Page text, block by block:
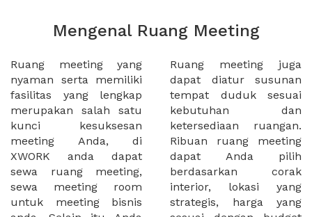
Mengenal Ruang Meeting
Ruang meeting yang
nyaman serta memiliki
fasilitas yang lengkap
merupakan salah satu
kunci kesuksesan
meeting Anda, di
XWORK anda dapat
sewa ruang meeting,
sewa meeting room
untuk meeting bisnis
Ruang meeting juga
dapat diatur susunan
tempat duduk sesuai
kebutuhan dan
ketersediaan ruangan.
Ribuan ruang meeting
dapat Anda pilih
berdasarkan corak
interior, lokasi yang
strategis, harga yang